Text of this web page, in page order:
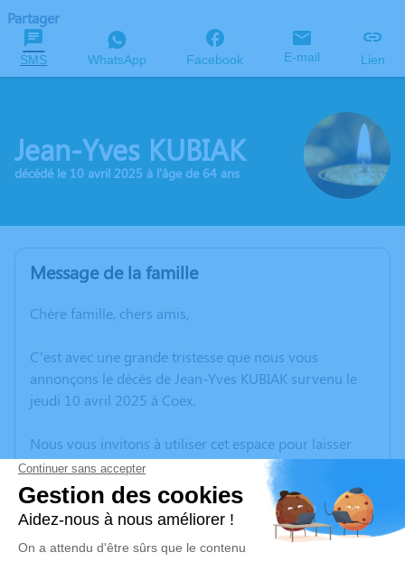
Partager
SMS WhatsApp Facebook E-mail Lien
Jean-Yves KUBIAK
décédé le 10 avril 2025 à l'âge de 64 ans
Message de la famille
Chère famille, chers amis,
C’est avec une grande tristesse que nous vous
annonçons le décès de Jean-Yves KUBIAK survenu le
jeudi 10 avril 2025 à Coëx.
Nous vous invitons à utiliser cet espace pour laisser
vos condoléances, partager des photos souvenirs, une
anecdote ou exprimer vos pensées à travers des
poèmes ou des textes. Cet endroit est un lieu
d'expression dédié à honorer la mémoire de Jean-Yves
KUBIAK.